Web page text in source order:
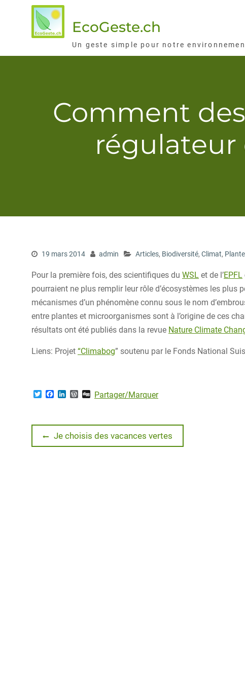
EcoGeste.ch
Un geste simple pour notre
Comment
19 mars 2014 admin Articles, Biodiversité, Climat,
Pour la première fois, des scientifiques du WSL et de l’EPFL
pourraient ne plus remplir leur rôle d’écosystèmes les
mécanismes d’un phénomène connu sous le nom
entre plantes et microorganismes sont à l’origine de ces
résultats ont été publiés dans la revue Nature Climate
Liens: Projet “Climabog” soutenu par le Fonds National
T
t
e
F
b
o
e
d
W
P
r
DPartager/Marquer
Navigation
Previous
post:
Je choisis des vacances vertes